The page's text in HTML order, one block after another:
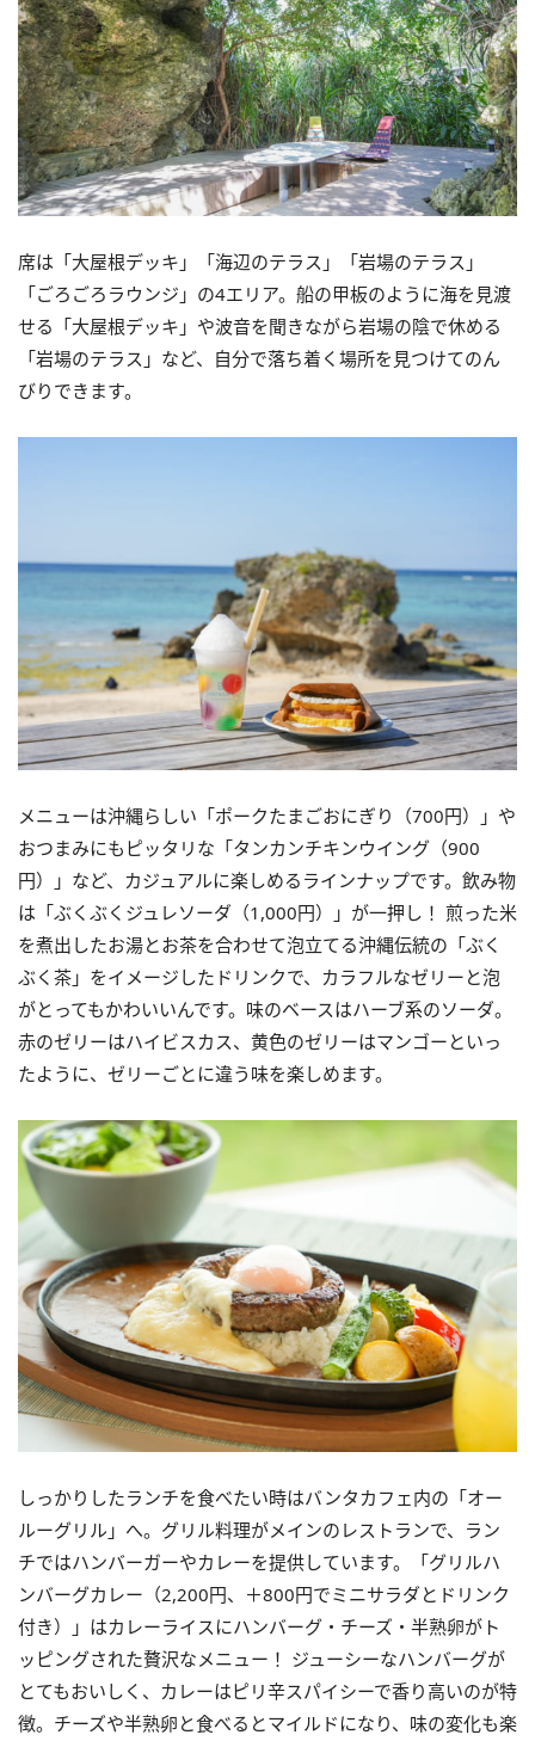
席は「大屋根デッキ」「海辺のテラス」「岩場のテラス」
「ごろごろラウンジ」の4エリア。船の甲板のように海を見渡
せる「大屋根デッキ」や波音を聞きながら岩場の陰で休める
「岩場のテラス」など、自分で落ち着く場所を見つけてのん
びりできます。
メニューは沖縄らしい「ポークたまごおにぎり（700円）」や
おつまみにもピッタリな「タンカンチキンウイング（900
円）」など、カジュアルに楽しめるラインナップです。飲み物
は「ぶくぶくジュレソーダ（1,000円）」が一押し！ 煎った米
を煮出したお湯とお茶を合わせて泡立てる沖縄伝統の「ぶく
ぶく茶」をイメージしたドリンクで、カラフルなゼリーと泡
がとってもかわいいんです。味のベースはハーブ系のソーダ。
赤のゼリーはハイビスカス、黄色のゼリーはマンゴーといっ
たように、ゼリーごとに違う味を楽しめます。
しっかりしたランチを食べたい時はバンタカフェ内の「オー
ルーグリル」へ。グリル料理がメインのレストランで、ラン
チではハンバーガーやカレーを提供しています。「グリルハ
ンバーグカレー（2,200円、＋800円でミニサラダとドリンク
付き）」はカレーライスにハンバーグ・チーズ・半熟卵がト
ッピングされた贅沢なメニュー！ ジューシーなハンバーグが
とてもおいしく、カレーはピリ辛スパイシーで香り高いのが特
徴。チーズや半熟卵と食べるとマイルドになり、味の変化も楽